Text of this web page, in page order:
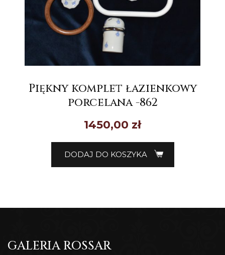
Piękny komplet łazienkowy
porcelana -862
1450,00 zł
DODAJ DO KOSZYKA
GALERIA ROSSAR